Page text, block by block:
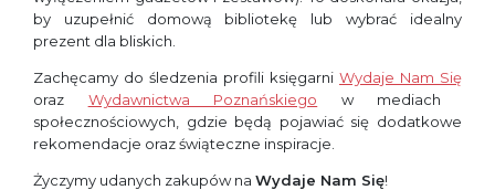
by uzupełnić domową bibliotekę lub wybrać idealny
prezent dla bliskich.
Zachęcamy do śledzenia profili księgarni Wydaje Nam Się
oraz Wydawnictwa Poznańskiego w mediach
społecznościowych, gdzie będą pojawiać się dodatkowe
rekomendacje oraz świąteczne inspiracje.
Życzymy udanych zakupów na Wydaje Nam Się!